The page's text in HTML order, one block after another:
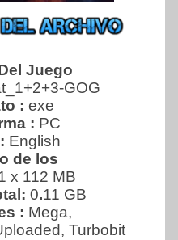
Juego
GOG
: exe
: PC
English
de los
x 112 MB
0.11 GB
: Mega,
Turbobit